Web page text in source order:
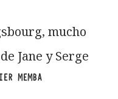
mucho
Jane y Serge
MEMBA